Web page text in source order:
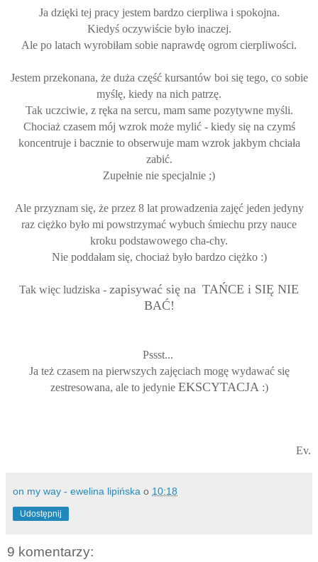
Ja dzięki tej pracy jestem bardzo cierpliwa i spokojna.
Kiedyś oczywiście było inaczej.
Ale po latach wyrobiłam sobie naprawdę ogrom cierpliwości.
Jestem przekonana, że duża część kursantów boi się tego, co sobie
myślę, kiedy na nich patrzę.
Tak uczciwie, z ręka na sercu, mam same pozytywne myśli.
Chociaż czasem mój wzrok może mylić - kiedy się na czymś
koncentruje i bacznie to obserwuje mam wzrok jakbym chciała
zabić.
Zupełnie nie specjalnie ;)
Ale przyznam się, że przez 8 lat prowadzenia zajęć jeden jedyny
raz ciężko było mi powstrzymać wybuch śmiechu przy nauce
kroku podstawowego cha-chy.
Nie poddałam się, chociaż było bardzo ciężko :)
Tak więc ludziska - zapisywać się na TAŃCE i SIĘ NIE
BAĆ!
Pssst...
Ja też czasem na pierwszych zajęciach mogę wydawać się
zestresowana, ale to jedynie EKSCYTACJA :)
Ev.
on my way - ewelina lipińska o 10:18
Udostępnij
9 komentarzy: